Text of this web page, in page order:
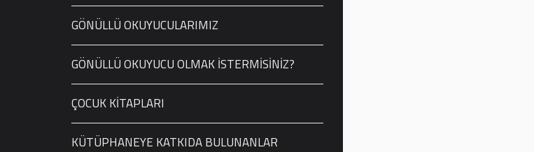
GÖNÜLLÜ OKUYUCULARIMIZ
GÖNÜLLÜ OKUYUCU OLMAK İSTERMİSİNİZ?
ÇOCUK KİTAPLARI
KÜTÜPHANEYE KATKIDA BULUNANLAR